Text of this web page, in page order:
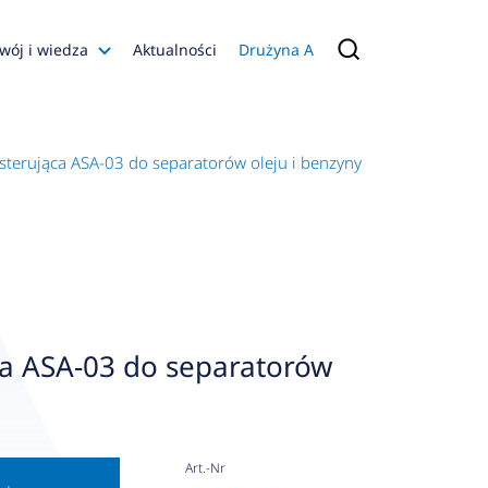
i wiedza
Konfiguratory
Aktualności Drużyna A
ASA-03 do separatorów oleju i benzyny
ASA-03 do separatorów
Art.-Nr